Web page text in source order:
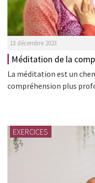
13 décembre 2023
Méditation de la
La méditation est un
compréhension plus
EXERCICES